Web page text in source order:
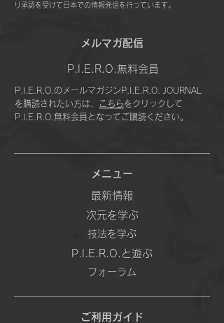
り承認を受けて日本での情報発信を行っています。
​メルマガ配信
P.I.E.R.O.無料会員
P.I.E.R.O.のメールマガジンP.I.E.R.O. JOURNAL
を購読されたい方は、 こちらをクリックして
P.I.E.R.O.無料会員となってご購読ください。
メニュー
最新情報
次元を学ぶ
技法を学ぶ
P.I.E.R.O.と遊ぶ
フォーラム
ご利用ガイド